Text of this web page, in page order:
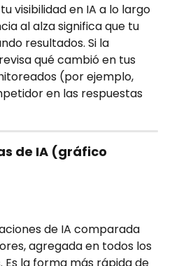
visibilidad en IA a lo largo
al alza significa que tu
resultados. Si la
qué cambió en tus
(por ejemplo,
en las respuestas
de IA (gráfico
de IA comparada
agregada en todos los